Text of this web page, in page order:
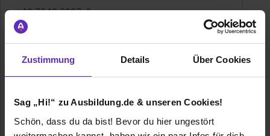
Zustimmung Details Über Cookies
Sag „Hi!“ zu Ausbildung.de & unseren Cookies!
Schön, dass du da bist! Bevor du hier ungestört
+49 7248 9207-0
E-Mail anzeigen
Mitarbeiter 120
Branche Elektro/Elektronik, Maschinen- / Anlagenbau,
Industrietechnik